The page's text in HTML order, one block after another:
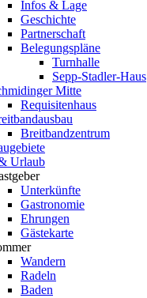
Infos & Lage
Geschichte
Partnerschaft
Belegungspläne
Turnhalle
Sepp-Stadler-Haus
Mitte
Requisitenhaus
Breitbandzentrum
Urlaub
Unterkünfte
Gastronomie
Ehrungen
Gästekarte
Wandern
Radeln
Baden